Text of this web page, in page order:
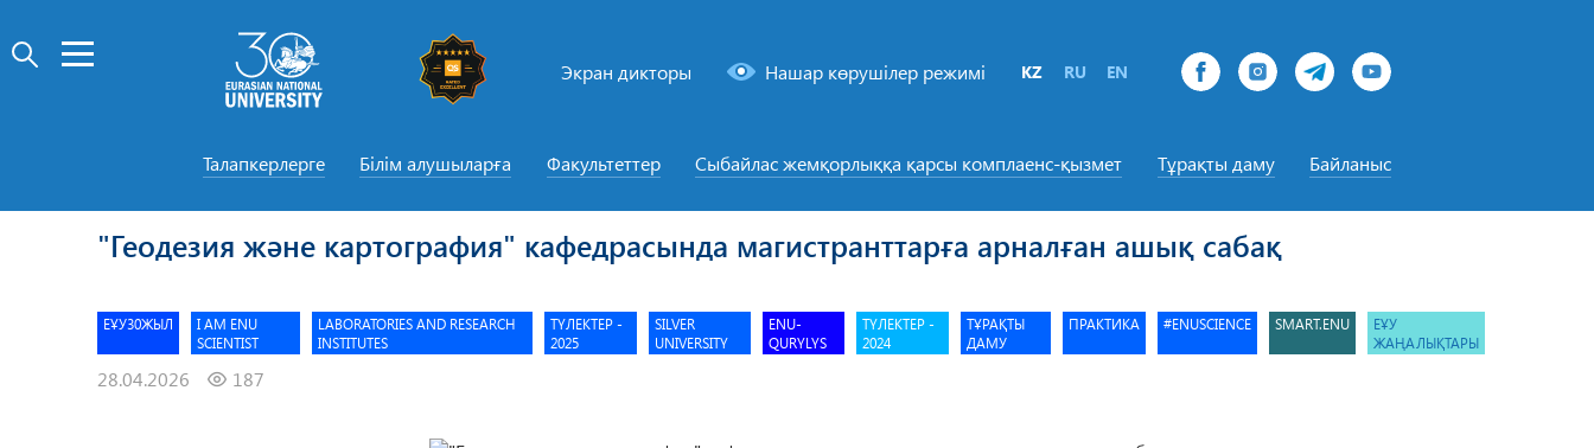
Экран дикторы Нашар көрушілер режимі KZ RU EN
Талапкерлерге Білім алушыларға Факультеттер Сыбайлас жемқорлыққа қарсы комплаенс-қызмет Тұрақты даму Байланыс
"Геодезия және картография" кафедрасында магистранттарға арналған ашық сабақ
ЕҰУ30ЖЫЛ
I AM ENU
SCIENTIST
LABORATORIES AND RESEARCH
INSTITUTES
ТҮЛЕКТЕР -
2025
SILVER
UNIVERSITY
ENU-
QURYLYS
ТҮЛЕКТЕР -
2024
ТҰРАҚТЫ
ДАМУ
ПРАКТИКА #ENUSCIENCE SMART.ENU
ЕҰУ
ЖАҢАЛЫҚТАРЫ
28.04.2026 187